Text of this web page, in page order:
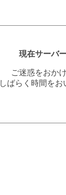
現在サーバ
ご迷惑をおか
しばらく時間を